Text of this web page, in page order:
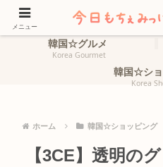
ホーム
HOME
韓国☆グルメ
Korea Gourmet
韓国☆シ
Korea
ホーム 韓国☆ショッピング
【3CE】透明の
メニュー